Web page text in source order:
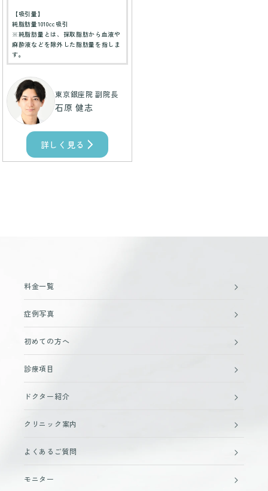
【吸引量】
純脂肪量1010cc吸引
※純脂肪量とは、採取脂肪から血液や
麻酔液などを除外した脂肪量を指しま
す。
東京銀座院 副院長
石原 健志
詳しく見る
料金一覧
症例写真
初めての方へ
診療項目
ドクター紹介
クリニック案内
よくあるご質問
モニター